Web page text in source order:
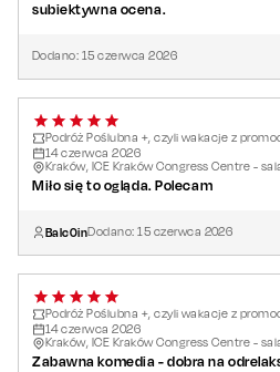
subiektywna ocena.
Dodano: 15 czerwca 2026
Podróż Poślubna +, czyli wakacje z
14czerwca 2026
Kraków, ICE Kraków Congress Centre -
Miło się to ogląda. Polecam
Balc0inDodano:15 czerwca 2026
Podróż Poślubna +, czyli wakacje z
14czerwca 2026
Kraków, ICE Kraków Congress Centre -
Zabawna komedia - dobra na